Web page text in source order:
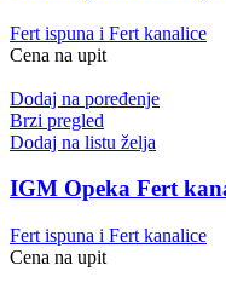
Fert ispuna i Fert kanalice
Cena na upit
Dodaj na poređenje
Brzi pregled
Dodaj na listu želja
IGM Opeka Fert
Fert ispuna i Fert kanalice
Cena na upit